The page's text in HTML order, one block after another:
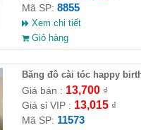
Mã SP: 8855
Xem chi tiết
Giỏ hàng
Băng đô cài tóc happy
Giá bán : 13,700₫
Giá sỉ VIP : 13,015₫
Mã SP: 11573